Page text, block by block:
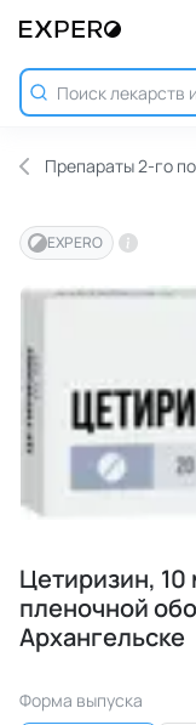
Препараты 2-го
EXPERO
Цетиризин, 10
пленочной
Архангельске
Форма выпуска